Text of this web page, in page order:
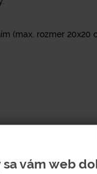
(max. rozmer 20x20
sa vám web